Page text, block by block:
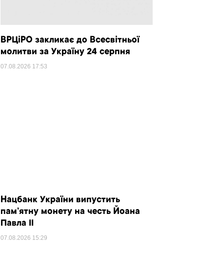
ВРЦіРО закликає до Всесвітньої
молитви за Україну 24 серпня
07.08.2026 17:53
Нацбанк України випустить
пам’ятну монету на честь Йоана
Павла II
07.08.2026 15:29